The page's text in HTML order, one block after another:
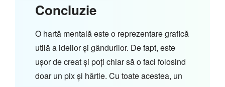
Concluzie
O hartă mentală este o reprezentare grafică
utilă a ideilor și gândurilor. De fapt, este
ușor de creat și poți chiar să o faci folosind
doar un pix și hârtie. Cu toate acestea, un